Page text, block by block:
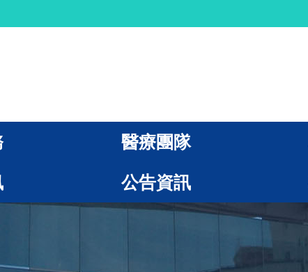
醫療團隊
公告資訊